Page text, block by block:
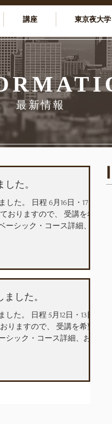
講座 東京夜大学
最新情報
た。
た。 日程 6月16日・17日
おりますので、 受講を希
シック・コース詳細、お
した。
た。 日程 5月12日・13日
りますので、 受講を希望
ック・コース詳細、お申